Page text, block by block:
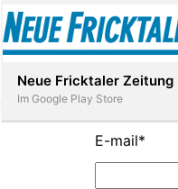
E-mail*
Neue Fricktaler Zeitung
Im Google Play Store